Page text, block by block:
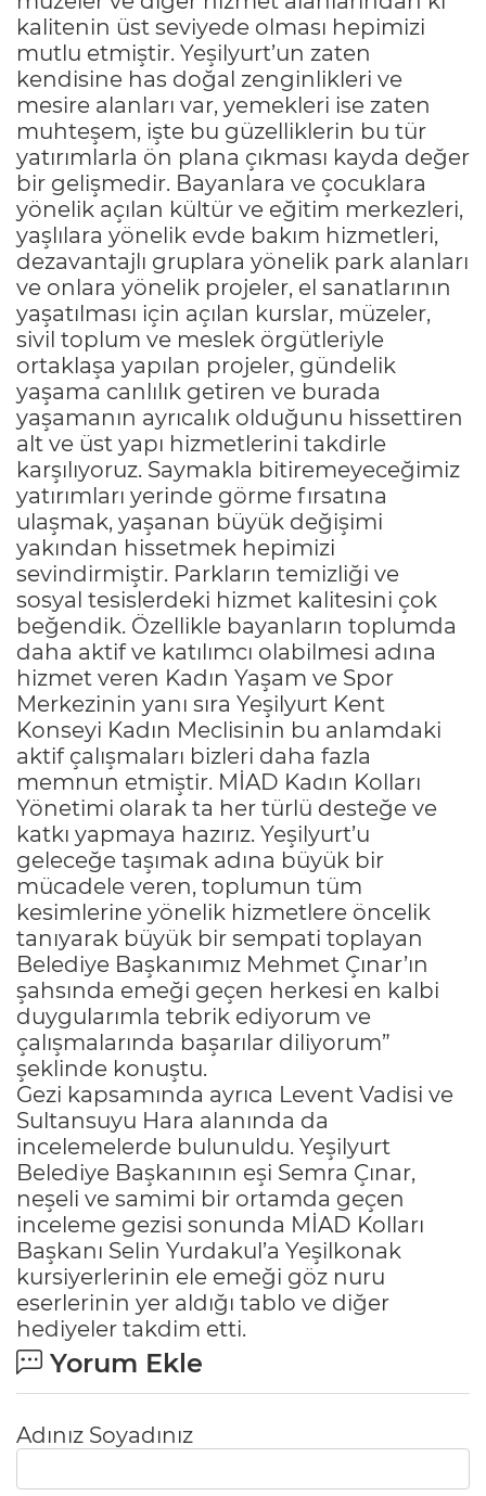
kalitenin üst seviyede olması hepimizi
mutlu etmiştir. Yeşilyurt’un zaten
kendisine has doğal zenginlikleri ve
mesire alanları var, yemekleri ise zaten
muhteşem, işte bu güzelliklerin bu tür
yatırımlarla ön plana çıkması kayda değer
bir gelişmedir. Bayanlara ve çocuklara
yönelik açılan kültür ve eğitim merkezleri,
yaşlılara yönelik evde bakım hizmetleri,
dezavantajlı gruplara yönelik park alanları
ve onlara yönelik projeler, el sanatlarının
yaşatılması için açılan kurslar, müzeler,
sivil toplum ve meslek örgütleriyle
ortaklaşa yapılan projeler, gündelik
yaşama canlılık getiren ve burada
yaşamanın ayrıcalık olduğunu hissettiren
alt ve üst yapı hizmetlerini takdirle
karşılıyoruz. Saymakla bitiremeyeceğimiz
yatırımları yerinde görme fırsatına
ulaşmak, yaşanan büyük değişimi
yakından hissetmek hepimizi
sevindirmiştir. Parkların temizliği ve
sosyal tesislerdeki hizmet kalitesini çok
beğendik. Özellikle bayanların toplumda
daha aktif ve katılımcı olabilmesi adına
hizmet veren Kadın Yaşam ve Spor
Merkezinin yanı sıra Yeşilyurt Kent
Konseyi Kadın Meclisinin bu anlamdaki
aktif çalışmaları bizleri daha fazla
memnun etmiştir. MİAD Kadın Kolları
Yönetimi olarak ta her türlü desteğe ve
katkı yapmaya hazırız. Yeşilyurt’u
geleceğe taşımak adına büyük bir
mücadele veren, toplumun tüm
kesimlerine yönelik hizmetlere öncelik
tanıyarak büyük bir sempati toplayan
Belediye Başkanımız Mehmet Çınar’ın
şahsında emeği geçen herkesi en kalbi
duygularımla tebrik ediyorum ve
çalışmalarında başarılar diliyorum”
şeklinde konuştu.
Gezi kapsamında ayrıca Levent Vadisi ve
Sultansuyu Hara alanında da
incelemelerde bulunuldu. Yeşilyurt
Belediye Başkanının eşi Semra Çınar,
neşeli ve samimi bir ortamda geçen
inceleme gezisi sonunda MİAD Kolları
Başkanı Selin Yurdakul’a Yeşilkonak
kursiyerlerinin ele emeği göz nuru
eserlerinin yer aldığı tablo ve diğer
hediyeler takdim etti.
Yorum Ekle
Adınız Soyadınız